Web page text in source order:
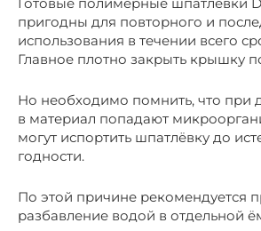
пригодны для повторного и
использования в течении всего
Главное плотно закрыть крышку
Но необходимо помнить, что при
в материал попадают
могут испортить шпатлёвку до
годности.
По этой причине рекомендуется
разбавление водой в отдельной